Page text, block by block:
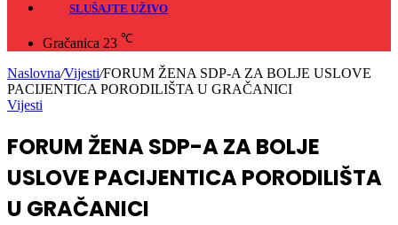
SLUŠAJTE UŽIVO
Gračanica 23 ℃
Naslovna/Vijesti/FORUM ŽENA SDP-A ZA BOLJE USLOVE
PACIJENTICA PORODILIŠTA U GRAČANICI
Vijesti
FORUM ŽENA SDP-A ZA BOLJE
USLOVE PACIJENTICA PORODILIŠTA
U GRAČANICI